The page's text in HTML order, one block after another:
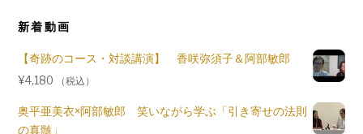
新着動画
【奇跡のコース・対談講演】 香咲弥須子＆阿部敏郎
¥4,180 （税込）
奥平亜美衣×阿部敏郎 笑いながら学ぶ「引き寄せの法則
の真髄」